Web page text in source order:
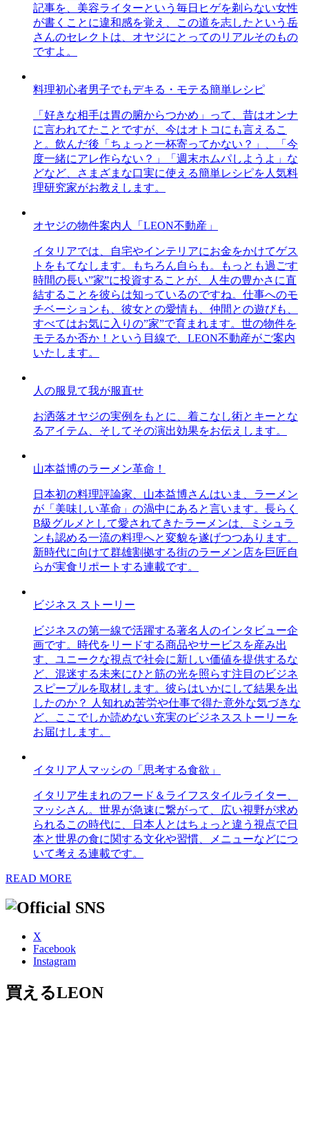
記事を、美容ライターという毎日ヒゲを剃らない女性
が書くことに違和感を覚え、この道を志したという岳
さんのセレクトは、オヤジにとってのリアルそのもの
ですよ。
料理初心者男子でもデキる・モテる簡単レシピ
「好きな相手は胃の腑からつかめ」って、昔はオンナ
に言われてたことですが、今はオトコにも言えるこ
と。飲んだ後「ちょっと一杯寄ってかない？」、「今
度一緒にアレ作らない？」「週末ホムパしようよ」な
どなど、さまざまな口実に使える簡単レシピを人気料
理研究家がお教えします。
オヤジの物件案内人「LEON不動産」
イタリアでは、自宅やインテリアにお金をかけてゲス
トをもてなします。もちろん自らも。もっとも過ごす
時間の長い”家”に投資することが、人生の豊かさに直
結することを彼らは知っているのですね。仕事へのモ
チベーションも、彼女との愛情も、仲間との遊びも、
すべてはお気に入りの”家”で育まれます。世の物件を
モテるか否か！という目線で、LEON不動産がご案内
いたします。
人の服見て我が服直せ
お洒落オヤジの実例をもとに、着こなし術とキーとな
るアイテム、そしてその演出効果をお伝えします。
山本益博のラーメン革命！
日本初の料理評論家、山本益博さんはいま、ラーメン
が「美味しい革命」の渦中にあると言います。長らく
B級グルメとして愛されてきたラーメンは、ミシュラ
ンも認める一流の料理へと変貌を遂げつつあります。
新時代に向けて群雄割拠する街のラーメン店を巨匠自
らが実食リポートする連載です。
ビジネス ストーリー
ビジネスの第一線で活躍する著名人のインタビュー企
画です。時代をリードする商品やサービスを産み出
す、ユニークな視点で社会に新しい価値を提供するな
ど、混迷する未来にひと筋の光を照らす注目のビジネ
スピープルを取材します。彼らはいかにして結果を出
したのか？ 人知れぬ苦労や仕事で得た意外な気づきな
ど、ここでしか読めない充実のビジネスストーリーを
お届けします。
イタリア人マッシの「思考する食欲」
イタリア生まれのフード＆ライフスタイルライター、
マッシさん。世界が急速に繋がって、広い視野が求め
られるこの時代に、日本人とはちょっと違う視点で日
本と世界の食に関する文化や習慣、メニューなどにつ
いて考える連載です。
READ MORE
X
Facebook
Instagram
買えるLEON